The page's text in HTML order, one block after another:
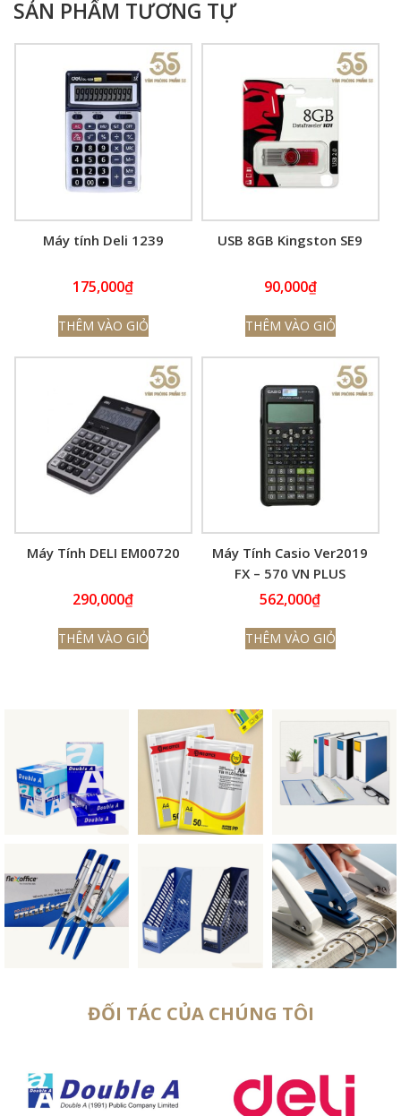
SẢN PHẨM TƯƠNG TỰ
Máy tính Deli 1239
175,000₫
THÊM VÀO GIỎ
USB 8GB Kingston SE9
90,000₫
THÊM VÀO GIỎ
Máy Tính DELI EM00720
290,000₫
THÊM VÀO GIỎ
Máy Tính Casio Ver2019
FX – 570 VN PLUS
562,000₫
THÊM VÀO GIỎ
ĐỐI TÁC CỦA CHÚNG TÔI